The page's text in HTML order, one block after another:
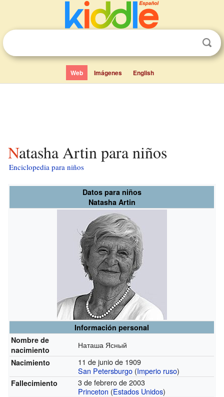
Web Imágenes English
Natasha Artin para niños
Enciclopedia para niños
Datos para niños
Natasha Artin
Información personal
Nombre de
nacimiento
Наташа Ясный
Nacimiento
11 de junio de 1909
San Petersburgo (Imperio ruso)
Fallecimiento
3 de febrero de 2003
Princeton (Estados Unidos)